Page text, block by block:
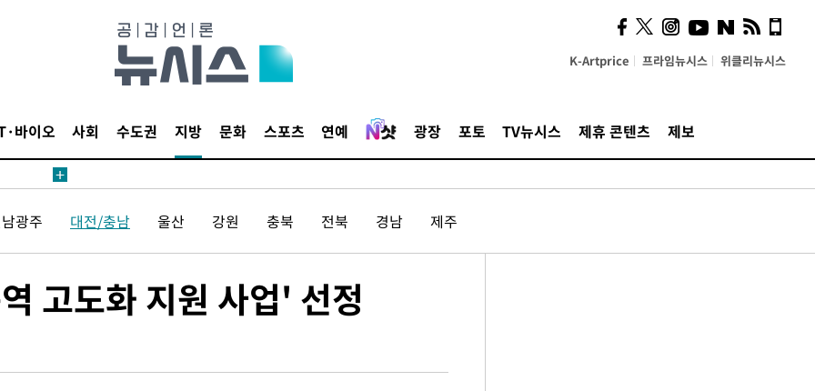
K-Artprice 프라임뉴시스 위클리뉴시스
바이오 사회 수도권 지방 문화 스포츠 연예 광장 포토 TV뉴시스 제휴 콘텐츠 제보
후
광주 대전/충남 울산 강원 충북 전북 경남 제주
고도화 지원 사업' 선정